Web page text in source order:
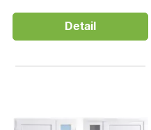
Detail